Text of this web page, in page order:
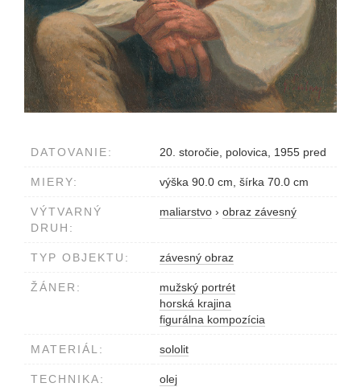
DATOVANIE: 20. storočie, polovica, 1955 pred
MIERY: výška 90.0 cm, šírka 70.0 cm
VÝTVARNÝ
DRUH:
maliarstvo › obraz závesný
TYP OBJEKTU: závesný obraz
ŽÁNER:
mužský portrét
horská krajina
figurálna kompozícia
MATERIÁL: sololit
TECHNIKA: olej